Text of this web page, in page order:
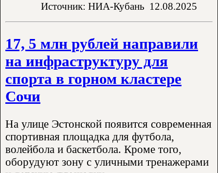
Источник: НИА-Кубань 12.08.2025
17, 5 млн рублей направили
на инфраструктуру для
спорта в горном кластере
Сочи
На улице Эстонской появится современная
спортивная площадка для футбола,
волейбола и баскетбола. Кроме того,
оборудуют зону с уличными тренажерами